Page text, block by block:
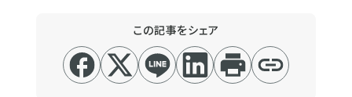
この記事をシェア